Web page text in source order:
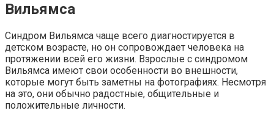
Вильямса
Синдром Вильямса чаще всего диагностируется в
детском возрасте, но он сопровождает человека на
протяжении всей его жизни. Взрослые с синдромом
Вильямса имеют свои особенности во внешности,
которые могут быть заметны на фотографиях. Несмотря
на это, они обычно радостные, общительные и
положительные личности.